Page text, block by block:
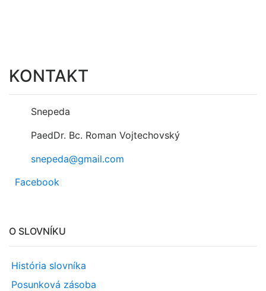
KONTAKT
Snepeda
PaedDr. Bc. Roman Vojtechovský
snepeda@gmail.com
Facebook
O SLOVNÍKU
História slovníka
Posunková zásoba